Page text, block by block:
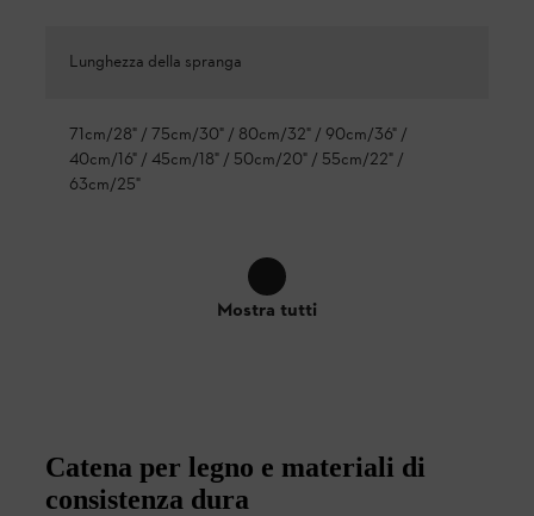
Lunghezza della spranga
71cm/28" / 75cm/30" / 80cm/32" / 90cm/36" /
40cm/16" / 45cm/18" / 50cm/20" / 55cm/22" /
63cm/25"
Mostra tutti
Catena per legno e materiali di
consistenza dura